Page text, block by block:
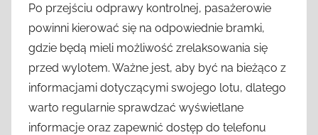
Po przejściu odprawy kontrolnej, pasażerowie
powinni kierować się na odpowiednie bramki,
gdzie będą mieli możliwość zrelaksowania się
przed wylotem. Ważne jest, aby być na bieżąco z
informacjami dotyczącymi swojego lotu, dlatego
warto regularnie sprawdzać wyświetlane
informacje oraz zapewnić dostęp do telefonu